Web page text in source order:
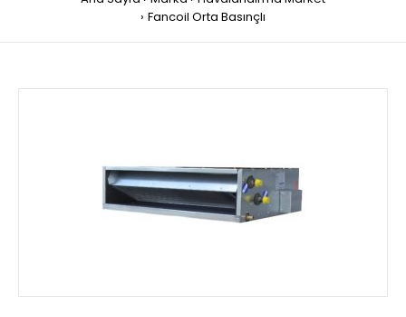
Fancoil Orta Basınçlı